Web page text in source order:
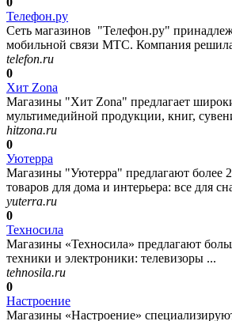
Телефон.ру
Сеть магазинов "Телефон.ру"
мобильной связи МТС. Компания
telefon.ru
0
Хит Zona
Магазины "Хит Zona" предлагает
мультимедийной продукции, книг,
hitzona.ru
0
Уютерра
Магазины "Уютерра" предлагают более
товаров для дома и интерьера: все для
yuterra.ru
0
Техносила
Магазины «Техносила» предлагают
техники и электроники: телевизоры ...
tehnosila.ru
0
Настроение
Магазины «Настроение»